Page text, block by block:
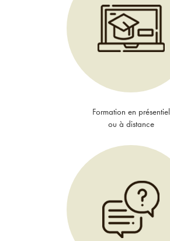
Formation en présentiel
ou à distance